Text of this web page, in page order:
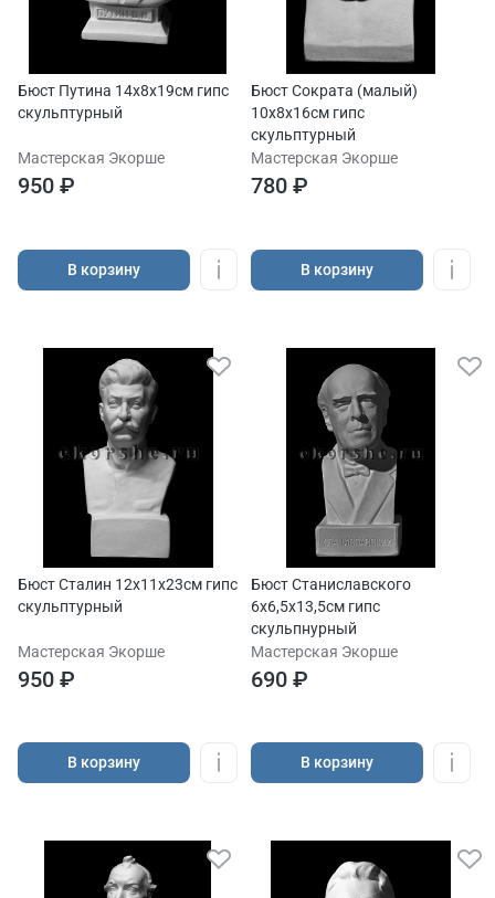
Бюст Путина 14х8х19см гипс
скульптурный
Мастерская Экорше
950 ₽
В корзину
Бюст Сократа (малый)
10х8х16см гипс
скульптурный
Мастерская Экорше
780 ₽
В корзину
Бюст Сталин 12х11х23см гипс
скульптурный
Мастерская Экорше
950 ₽
В корзину
Бюст Станиславского
6х6,5х13,5см гипс
скульпнурный
Мастерская Экорше
690 ₽
В корзину